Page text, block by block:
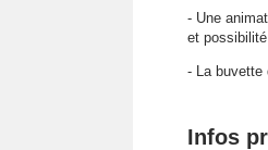
- Une
et
- La buvette
Infos